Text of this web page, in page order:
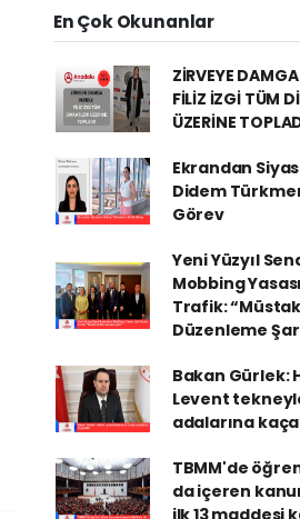
En Çok Okunanlar
ZİRVEYE
FİLİZ İZGİ TÜM
ÜZERİNE
Ekrandan
Didem
Görev
Yeni Yüzyıl
Mobbing
Trafik:
Düzenleme
Bakan Gürlek:
Levent
adalarına
TBMM'de
da içeren
ilk 13 maddesi